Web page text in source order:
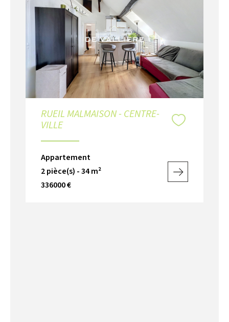
RUEIL MALMAISON - CENTRE-
VILLE
Appartement
2 pièce(s) - 34 m²
336000 €